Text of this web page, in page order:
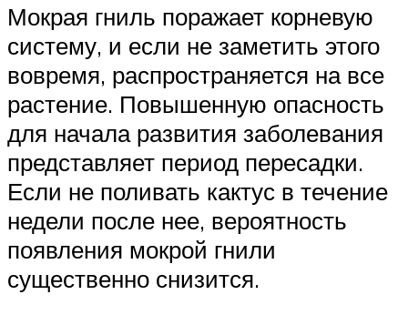
Мокрая гниль поражает корневую
систему, и если не заметить этого
вовремя, распространяется на все
растение. Повышенную опасность
для начала развития заболевания
представляет период пересадки.
Если не поливать кактус в течение
недели после нее, вероятность
появления мокрой гнили
существенно снизится.